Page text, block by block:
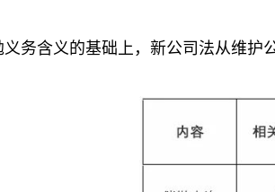
务含义的基础上，新公司法从维护